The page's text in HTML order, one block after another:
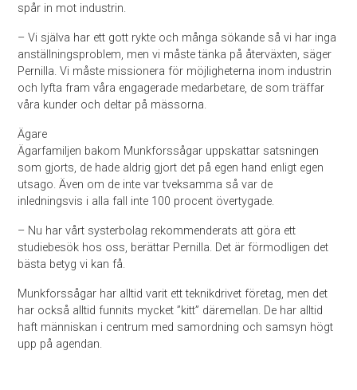
spår in mot industrin.
– Vi själva har ett gott rykte och många sökande så vi har inga
anställningsproblem, men vi måste tänka på återväxten, säger
Pernilla. Vi måste missionera för möjligheterna inom industrin
och lyfta fram våra engagerade medarbetare, de som träffar
våra kunder och deltar på mässorna.
Ägare
Ägarfamiljen bakom Munkforssågar uppskattar satsningen
som gjorts, de hade aldrig gjort det på egen hand enligt egen
utsago. Även om de inte var tveksamma så var de
inledningsvis i alla fall inte 100 procent övertygade.
– Nu har vårt systerbolag rekommenderats att göra ett
studiebesök hos oss, berättar Pernilla. Det är förmodligen det
bästa betyg vi kan få.
Munkforssågar har alltid varit ett teknikdrivet företag, men det
har också alltid funnits mycket ”kitt” däremellan. De har alltid
haft människan i centrum med samordning och samsyn högt
upp på agendan.